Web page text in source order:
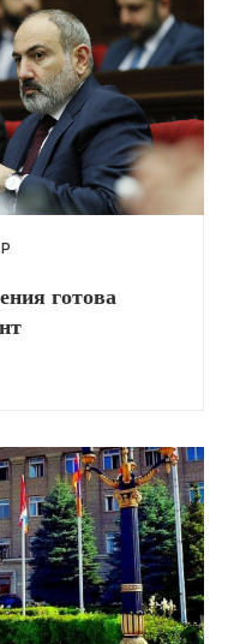
готова